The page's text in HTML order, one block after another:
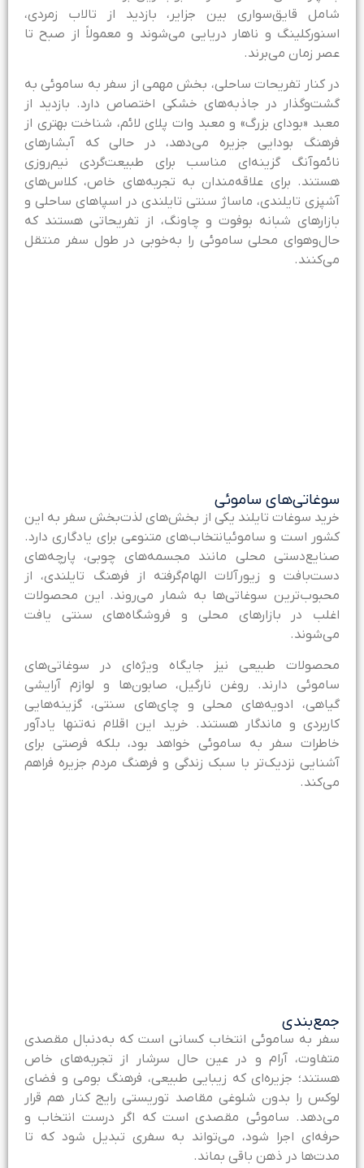
قایق‌سواری بین جزایر، بازدید از تالاب زمردی،
و ناهار دریایی می‌شوند و معمولاً از صبح تا
زمان می‌برند.
کنار تفریحات ساحلی، بخش مهمی از سفر به ساموئی به
در جاذبه‌های خشکی اختصاص دارد. بازدید از
«بودای بزرگ» و معبد وات پلای لائم، شناخت بهتری از
بودایی جزیره می‌دهد، در حالی‌ که آبشارهای
گزینه‌ای مناسب برای طبیعت‌گردی نیم‌روزی
برای علاقه‌مندان به تجربه‌های خاص، کلاس‌های
تایلندی، ماساژ سنتی تایلندی در اسپاهای ساحلی و
شبانه بوفوت و چاونگ، از تفریحاتی هستند که
محلی ساموئی را به‌خوبی در طول سفر منتقل
ساموئی
سوغات تایلند یکی از بخش‌های لذت‌بخش سفر به این
است و ساموئیانتخاب‌های متنوعی برای یادگاری دارد.
محلی مانند مجسمه‌های چوبی، پارچه‌های
و زیورآلات الهام‌گرفته از فرهنگ تایلندی، از
سوغاتی‌ها به شمار می‌روند. این محصولات
در بازارهای محلی و فروشگاه‌های سنتی یافت
طبیعی نیز جایگاه ویژه‌ای در سوغاتی‌های
دارند. روغن نارگیل، صابون‌ها و لوازم آرایشی
ادویه‌های محلی و چای‌های سنتی، گزینه‌هایی
و ماندگار هستند. خرید این اقلام نه‌تنها یادآور
سفر به ساموئی خواهد بود، بلکه فرصتی برای
نزدیک‌تر با سبک زندگی و فرهنگ مردم جزیره فراهم
به ساموئی انتخاب کسانی است که به‌دنبال مقصدی
آرام و در عین حال سرشار از تجربه‌های خاص
جزیره‌ای که زیبایی طبیعی، فرهنگ بومی و فضای
را بدون شلوغی مقاصد توریستی رایج کنار هم قرار
ساموئی مقصدی است که اگر درست انتخاب و
اجرا شود، می‌تواند به سفری تبدیل شود که تا
در ذهن باقی بماند.